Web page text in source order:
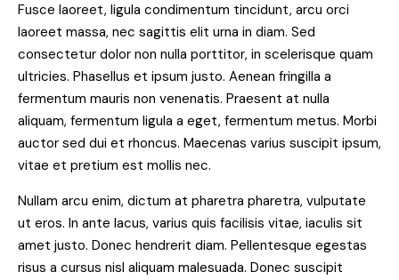
Fusce laoreet, ligula condimentum tincidunt, arcu orci
laoreet massa, nec sagittis elit urna in diam. Sed
consectetur dolor non nulla porttitor, in scelerisque quam
ultricies. Phasellus et ipsum justo. Aenean fringilla a
fermentum mauris non venenatis. Praesent at nulla
aliquam, fermentum ligula a eget, fermentum metus. Morbi
auctor sed dui et rhoncus. Maecenas varius suscipit ipsum,
vitae et pretium est mollis nec.
Nullam arcu enim, dictum at pharetra pharetra, vulputate
ut eros. In ante lacus, varius quis facilisis vitae, iaculis sit
amet justo. Donec hendrerit diam. Pellentesque egestas
risus a cursus nisl aliquam malesuada. Donec suscipit